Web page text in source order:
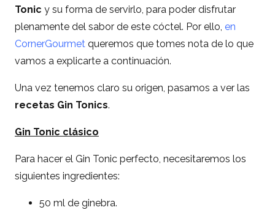
Tonic y su forma de servirlo, para poder disfrutar
plenamente del sabor de este cóctel. Por ello, en
CornerGourmet queremos que tomes nota de lo que
vamos a explicarte a continuación.
Una vez tenemos claro su origen, pasamos a ver las
recetas Gin Tonics.
Gin Tonic clásico
Para hacer el Gin Tonic perfecto, necesitaremos los
siguientes ingredientes:
50 ml de ginebra.